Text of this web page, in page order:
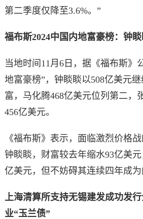
第二季度仅降至3.6%。”
福布斯2024中国内地富豪榜：钟
当地时间11月6日，据《福布斯》
地富豪榜”，钟睒睒以508亿美元
富，马化腾468亿美元位列第二，
456亿美元。
《福布斯》表示，面临激烈价格
钟睒睒，财富较去年缩水93亿美
亿美元，但不妨碍其连续四年成为
上海清算所支持无锡建发成功发
业“玉兰债”